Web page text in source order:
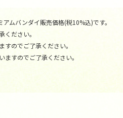
ムバンダイ販売価格(税10%込)です。
ださい。
のでご了承ください。
すのでご了承ください。